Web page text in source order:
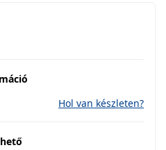
Hol van készleten?